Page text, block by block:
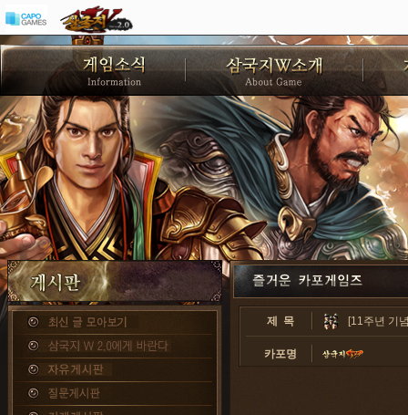
제 목 [11주년 기
카포명